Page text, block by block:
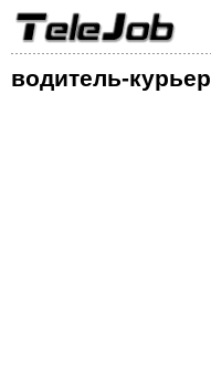
водитель-курьер